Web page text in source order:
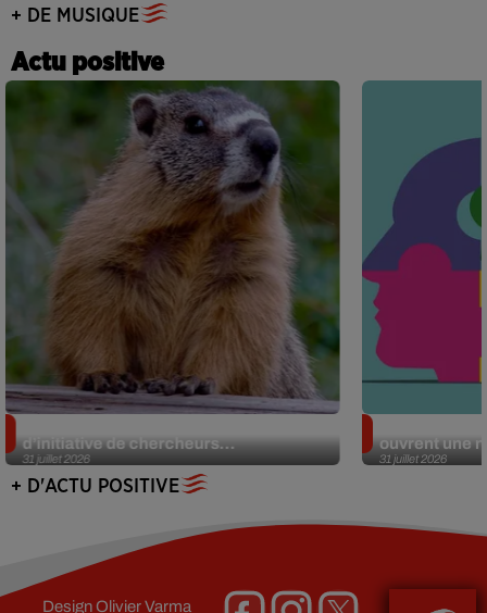
+ DE MUSIQUE
Actu positive
31 juillet 2026
d’initiative de chercheurs...
31 juillet 2026
ouvrent une
+ D'ACTU POSITIVE
DesignOlivier Varma